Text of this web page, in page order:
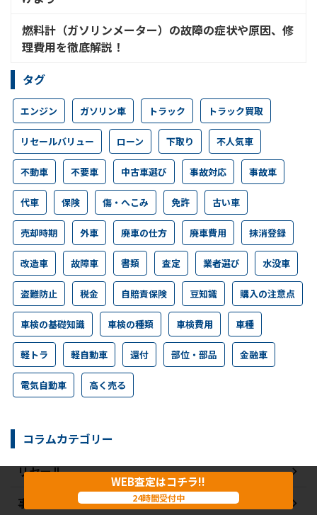
燃料計（ガソリンメーター）の故障の症状や原因、修
理費用を徹底解説！
タグ
エンジン ガソリン車 トラック トラック買取
リセールバリュー ローン 下取り 不人気車
不動車 不要車 中古車選び 事故対応 事故車
代車 保険 傷・へこみ 免許 古い車
売却時期 外車 廃車の仕方 廃車費用 抹消登録
改造車 故障車 書類 査定 業者選び 水没車
盗難防止 税金 自賠責保険 豆知識 購入の注意点
車検の基礎知識 車検の種類 車検費用 車種
軽トラ 軽自動車 還付 部位・部品 金融車
電気自動車 高く売る
コラムカテゴリー
リセール
事故
WEB査定はコチラ!!
24時間受付中